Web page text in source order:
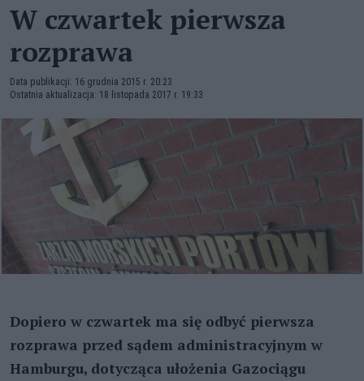
W czwartek pierwsza
rozprawa
Data publikacji: 16 grudnia 2015 r. 20:23
Ostatnia aktualizacja: 18 listopada 2017 r. 19:33
Dopiero w czwartek ma się odbyć pierwsza
rozprawa przed sądem administracyjnym w
Hamburgu, dotycząca ułożenia Gazociągu